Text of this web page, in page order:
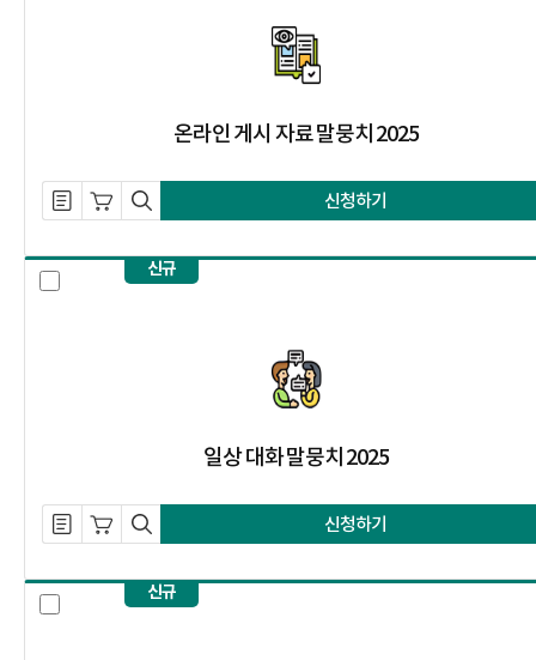
온라인 게시 자료 말뭉치 2025
설명 자료 내려받기
장바구니 담기
미리보기 신청하기
신규
일상 대화 말뭉치 2025
설명 자료 내려받기
장바구니 담기
미리보기 신청하기
신규